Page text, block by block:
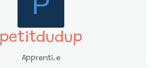
petitdudup
Apprenti.e